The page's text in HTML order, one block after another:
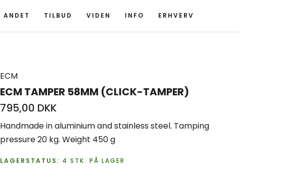
ANDET TILBUD VIDEN INFO ERHVERV
ECM
ECM TAMPER 58MM (CLICK-TAMPER)
795,00 DKK
Handmade in aluminium and stainless steel. Tamping
pressure 20 kg. Weight 450 g
LAGERSTATUS: 4 STK. PÅ LAGER